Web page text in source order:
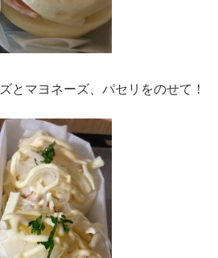
とマヨネーズ、パセリをのせて！